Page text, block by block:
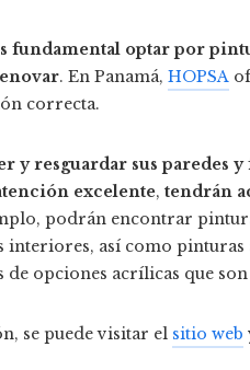
fundamental optar por
. En Panamá, HOPSA
correcta.
y resguardar sus paredes
excelente, tendrán
podrán encontrar
interiores, así como
de opciones acrílicas que
se puede visitar el sitio web